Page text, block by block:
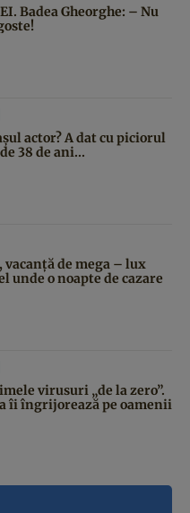
Badea Gheorghe: – Nu
actor? A dat cu piciorul
38 de ani...
de mega – lux
unde o noapte de cazare
virusuri „de la zero”.
îi îngrijorează pe oamenii